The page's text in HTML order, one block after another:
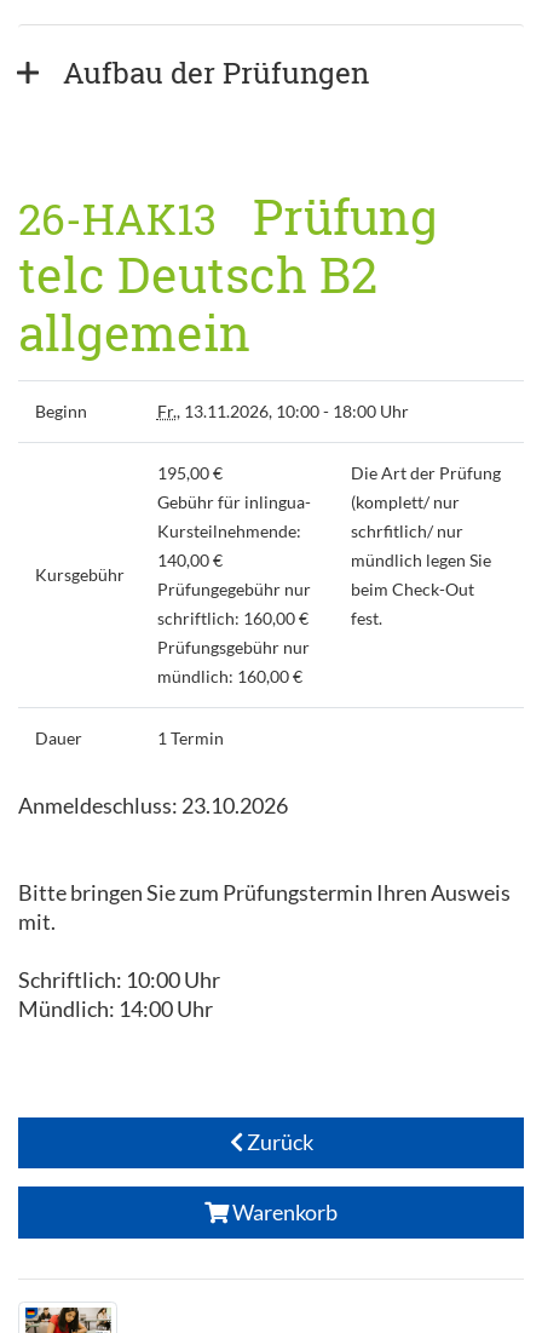
Aufbau der Prüfungen
26-HAK13
Prüfung
telc Deutsch B2
allgemein
Beginn Fr., 13.11.2026, 10:00 - 18:00 Uhr
Kursgebühr
195,00 €
Gebühr für inlingua-
Kursteilnehmende:
140,00 €
Prüfungegebühr nur
schriftlich: 160,00 €
Prüfungsgebühr nur
mündlich: 160,00 €
Die Art der Prüfung
(komplett/ nur
schrfitlich/ nur
mündlich legen Sie
beim Check-Out
fest.
Dauer 1 Termin
Anmeldeschluss: 23.10.2026
Bitte bringen Sie zum Prüfungstermin Ihren Ausweis
mit.
Schriftlich: 10:00 Uhr
Mündlich: 14:00 Uhr
Zurück
Warenkorb